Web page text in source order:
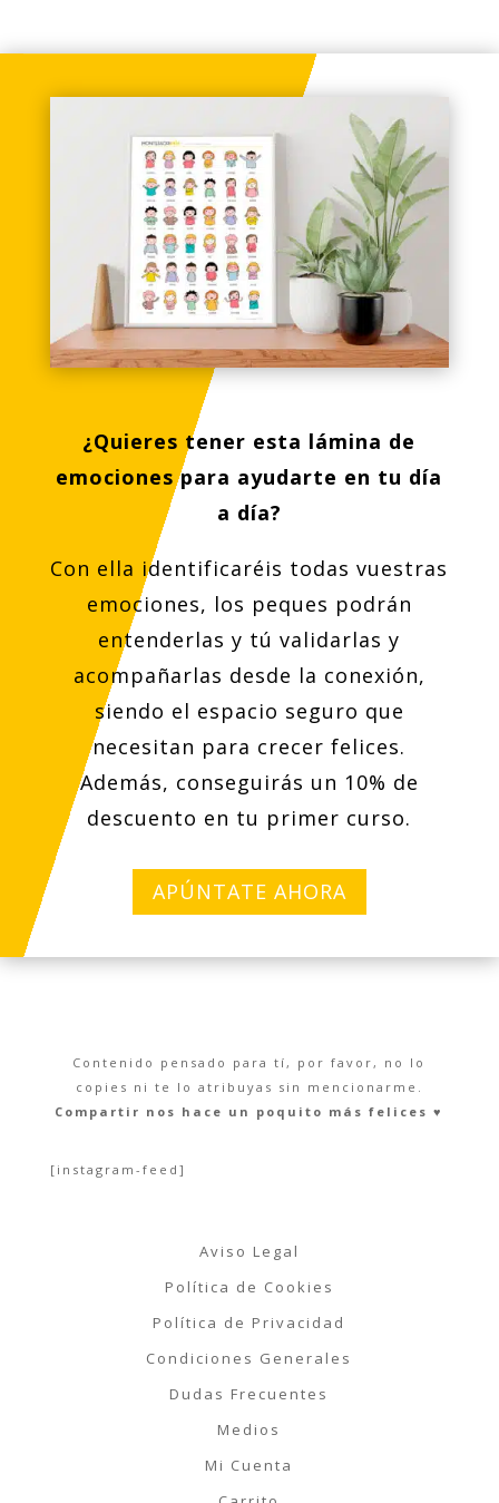
¿Quieres tener esta lámina de
emociones para ayudarte en tu día
a día?
Con ella identificaréis todas vuestras
emociones, los peques podrán
entenderlas y tú validarlas y
acompañarlas desde la conexión,
siendo el espacio seguro que
necesitan para crecer felices.
Además, conseguirás un 10% de
descuento en tu primer curso.
APÚNTATE AHORA
Contenido pensado para tí, por favor, no lo
copies ni te lo atribuyas sin mencionarme.
Compartir nos hace un poquito más felices ♥︎
[instagram-feed]
Aviso Legal
Política de Cookies
Política de Privacidad
Condiciones Generales
Dudas Frecuentes
Medios
Mi Cuenta